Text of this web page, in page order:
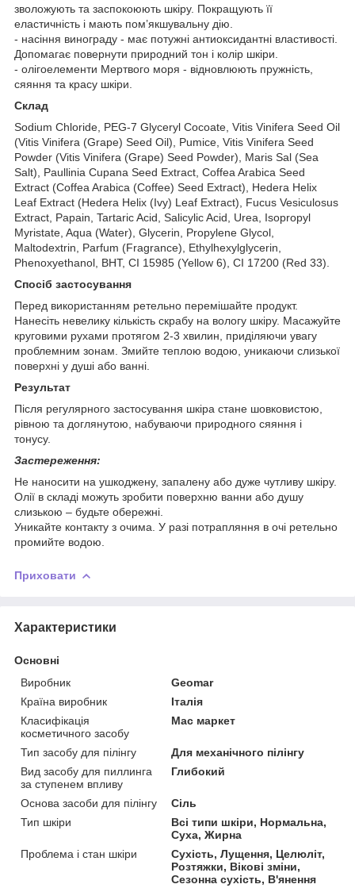
зволожують та заспокоюють шкіру. Покращують її
еластичність і мають пом’якшувальну дію.
- насіння винограду - має потужні антиоксидантні властивості.
Допомагає повернути природний тон і колір шкіри.
- олігоелементи Мертвого моря - відновлюють пружність,
сяяння та красу шкіри.
Склад
Sodium Chloride, PEG-7 Glyceryl Cocoate, Vitis Vinifera Seed Oil
(Vitis Vinifera (Grape) Seed Oil), Pumice, Vitis Vinifera Seed
Powder (Vitis Vinifera (Grape) Seed Powder), Maris Sal (Sea
Salt), Paullinia Cupana Seed Extract, Coffea Arabica Seed
Extract (Coffea Arabica (Coffee) Seed Extract), Hedera Helix
Leaf Extract (Hedera Helix (Ivy) Leaf Extract), Fucus Vesiculosus
Extract, Papain, Tartaric Acid, Salicylic Acid, Urea, Isopropyl
Myristate, Aqua (Water), Glycerin, Propylene Glycol,
Maltodextrin, Parfum (Fragrance), Ethylhexylglycerin,
Phenoxyethanol, BHT, CI 15985 (Yellow 6), CI 17200 (Red 33).
Спосіб застосування
Перед використанням ретельно перемішайте продукт.
Нанесіть невелику кількість скрабу на вологу шкіру. Масажуйте
круговими рухами протягом 2-3 хвилин, приділяючи увагу
проблемним зонам. Змийте теплою водою, уникаючи слизької
поверхні у душі або ванні.
Результат
Після регулярного застосування шкіра стане шовковистою,
рівною та доглянутою, набуваючи природного сяяння і
тонусу.
Застереження:
Не наносити на ушкоджену, запалену або дуже чутливу шкіру.
Олії в складі можуть зробити поверхню ванни або душу
слизькою – будьте обережні.
Уникайте контакту з очима. У разі потрапляння в очі ретельно
промийте водою.
Приховати
Характеристики
Основні
Виробник
Geomar
Країна виробник
Італія
Класифікація
косметичного засобу
Мас маркет
Тип засобу для пілінгу
Для механічного пілінгу
Вид засобу для пиллинга
за ступенем впливу
Глибокий
Основа засоби для пілінгу
Сіль
Тип шкіри
Всі типи шкіри, Нормальна,
Суха, Жирна
Проблема і стан шкіри
Сухість, Лущення, Целюліт,
Розтяжки, Вікові зміни,
Сезонна сухість, В'янення